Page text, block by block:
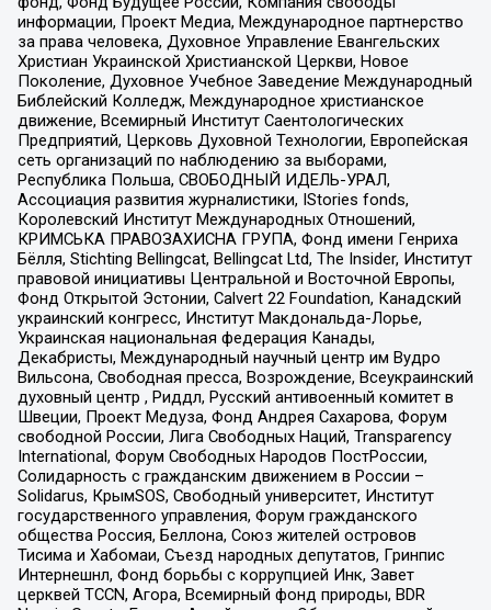
информации, Проект Медиа, Международное партнерство
за права человека, Духовное Управление Евангельских
Христиан Украинской Христианской Церкви, Новое
Поколение, Духовное Учебное Заведение Международный
Библейский Колледж, Международное христианское
движение, Всемирный Институт Саентологических
Предприятий, Церковь Духовной Технологии, Европейская
сеть организаций по наблюдению за выборами,
Республика Польша, СВОБОДНЫЙ ИДЕЛЬ-УРАЛ,
Ассоциация развития журналистики, IStories fonds,
Королевский Институт Международных Отношений,
КРИМСЬКА ПРАВОЗАХИСНА ГРУПА, Фонд имени Генриха
Бёлля, Stichting Bellingcat, Bellingcat Ltd, The Insider, Институт
правовой инициативы Центральной и Восточной Европы,
Фонд Открытой Эстонии, Calvert 22 Foundation, Канадский
украинский конгресс, Институт Макдональда-Лорье,
Украинская национальная федерация Канады,
Декабристы, Международный научный центр им Вудро
Вильсона, Свободная пресса, Возрождение, Всеукраинский
духовный центр , Риддл, Русский антивоенный комитет в
Швеции, Проект Медуза, Фонд Андрея Сахарова, Форум
свободной России, Лига Свободных Наций, Transparеncy
International, Форум Свободных Народов ПостРоссии,
Солидарность с гражданским движением в России –
Solidarus, КрымSOS, Свободный университет, Институт
государственного управления, Форум гражданского
общества Россия, Беллона, Союз жителей островов
Тисима и Хабомаи, Съезд народных депутатов, Гринпис
Интернешнл, Фонд борьбы с коррупцией Инк, Завет
церквей TCCN, Агора, Всемирный фонд природы, BDR